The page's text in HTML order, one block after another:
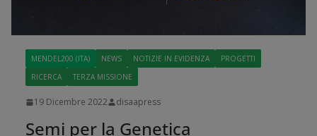
MENDEL200 (ITA) NEWS NOTIZIE IN EVIDENZA
PROGETTI
RICERCA
TERZA MISSIONE
19 Dicembre 2022 disaapress
Semi per la Genetica